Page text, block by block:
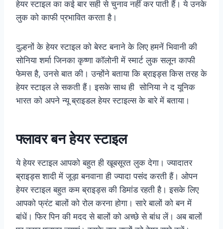
हेयर स्टाइल का कई बार सही से चुनाव नहीं कर पाती हैं। ये उनके
लुक को काफी प्रभावित करता है।
दुल्हनों के हेयर स्टाइल को बेस्ट बनाने के लिए हमनें भिवानी की
सोनिया शर्मा जिनका कृष्णा कॉलोनी में स्मार्ट लुक सलून काफी
फेमस है, उनसे बात की। उन्होंने बताया कि ब्राइड्स किस तरह के
हेयर स्टाइल ले सकती हैं। इसके साथ ही सोनिया ने द यूनिक
भारत को अपने न्यू ब्राइडल हेयर स्टाइल्स के बारे में बताया।
फ्लावर बन हेयर स्टाइल
ये हेयर स्टाइल आपको बहुत ही खूबसूरत लुक देगा। ज्यादातर
ब्राइड्स शादी में जूड़ा बनवाना ही ज्यादा पसंद करती हैं। ओपन
हेयर स्टाइल बहुत कम ब्राइड्स की डिमांड रहती है। इसके लिए
आपको फ्रंट बालों को रोल करना होगा। सारे बालों को बन में
बांधें। फिर पिन की मदद से बालों को अच्छे से बांध लें। अब बालों